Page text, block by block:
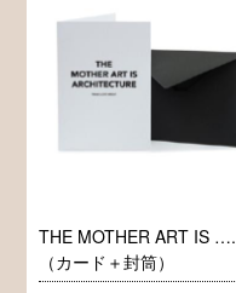
THE MOTHER ART IS ….
（カード＋封筒）